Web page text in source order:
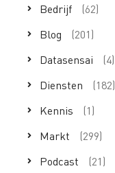
Bedrijf
(62)
Blog
(201)
Datasensai
(4)
Diensten
(182)
Kennis
(1)
Markt
(299)
Podcast
(21)